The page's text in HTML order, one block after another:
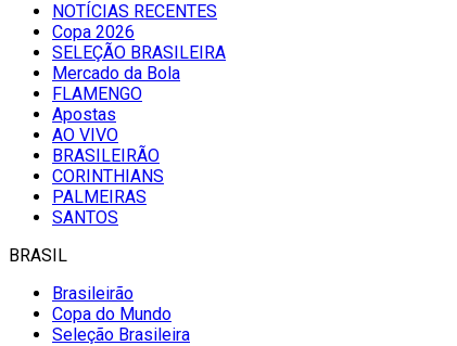
NOTÍCIAS RECENTES
Copa 2026
SELEÇÃO BRASILEIRA
Mercado da Bola
FLAMENGO
Apostas
AO VIVO
BRASILEIRÃO
CORINTHIANS
PALMEIRAS
SANTOS
BRASIL
Brasileirão
Copa do Mundo
Seleção Brasileira